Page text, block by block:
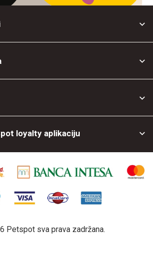
loyalty aplikaciju
Petspot sva prava zadržana.